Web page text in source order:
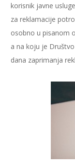
korisnik javne
za reklamacije
osobno u pisanom
a na koju je
dana zaprimanja